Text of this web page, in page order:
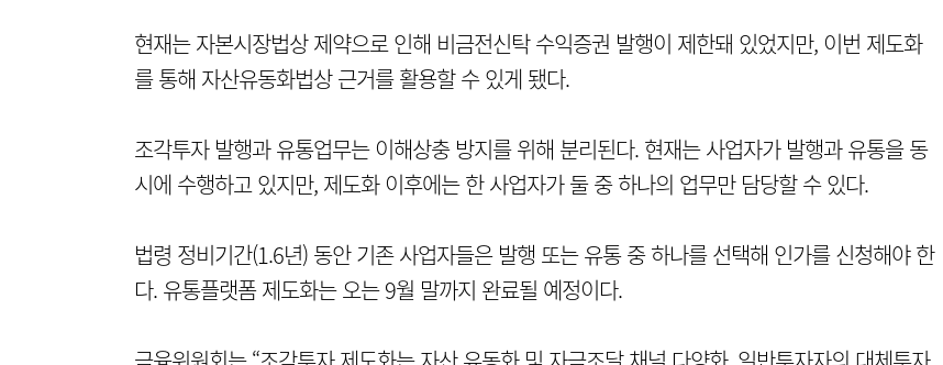
현재는 자본시장법상 제약으로 인해 비금전신탁 수익증권 발행이 제한돼 있었지만, 이번 제도화
를 통해 자산유동화법상 근거를 활용할 수 있게 됐다.
조각투자 발행과 유통업무는 이해상충 방지를 위해 분리된다. 현재는 사업자가 발행과 유통을 동
시에 수행하고 있지만, 제도화 이후에는 한 사업자가 둘 중 하나의 업무만 담당할 수 있다.
법령 정비기간(1.6년) 동안 기존 사업자들은 발행 또는 유통 중 하나를 선택해 인가를 신청해야 한
다. 유통플랫폼 제도화는 오는 9월 말까지 완료될 예정이다.